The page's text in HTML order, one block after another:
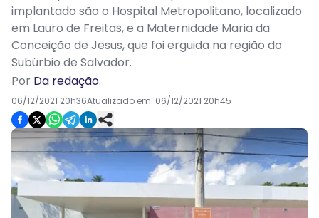
implantado são o Hospital Metropolitano, localizado
em Lauro de Freitas, e a Maternidade Maria da
Conceição de Jesus, que foi erguida na região do
Subúrbio de Salvador.
Por Da redação.
06/12/2021 20h36Atualizado em: 06/12/2021 20h45